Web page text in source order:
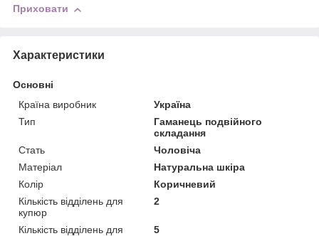
Приховати
Характеристики
Основні
Країна виробник
Україна
Тип
Гаманець подвійного
складання
Стать
Чоловіча
Матеріал
Натуральна шкіра
Колір
Коричневий
Кількість відділень для
купюр
2
Кількість відділень для
5